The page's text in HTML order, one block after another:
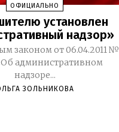
ОФИЦИАЛЬНО
установлен
надзор»
законом от 06.04.2011 №
административном
надзоре...
ЗОЛЬНИКОВА